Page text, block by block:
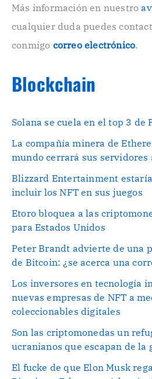
o
.
Más información en nuestro
cualquier duda puedes
conmigo correo electrónico.
Blockchain
Solana se cuela en el top 3 de
La compañía minera de
mundo cerrará sus servidores
Blizzard Entertainment
incluir los NFT en sus juegos
Etoro bloquea a las
para Estados Unidos
Peter Brandt advierte de una
de Bitcoin: ¿se acerca una
Los inversores en tecnología
nuevas empresas de NFT a
coleccionables digitales
Son las criptomonedas un
ucranianos que escapan de la
El fucke de que Elon Musk